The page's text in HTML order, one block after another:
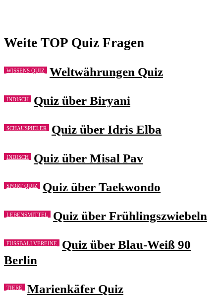
Weite TOP Quiz Fragen
WISSENS QUIZ Weltwährungen Quiz
INDISCH Quiz über Biryani
SCHAUSPIELER Quiz über Idris Elba
INDISCH Quiz über Misal Pav
SPORT QUIZ Quiz über Taekwondo
LEBENSMITTEL Quiz über Frühlingszwiebeln
FUSSBALLVEREINE
Quiz über Blau-Weiß 90
Berlin
TIERE Marienkäfer Quiz